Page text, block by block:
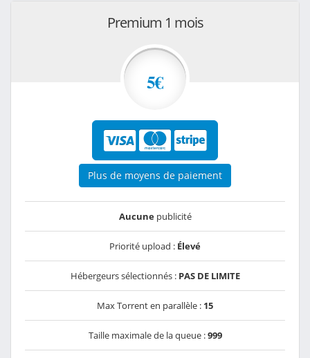
Premium 1 mois
5€
Plus de moyens de paiement
Aucunepublicité
Priorité upload : Élevé
Hébergeurs sélectionnés : PAS DE LIMITE
Max Torrent en parallèle : 15
Taille maximale de la queue :999